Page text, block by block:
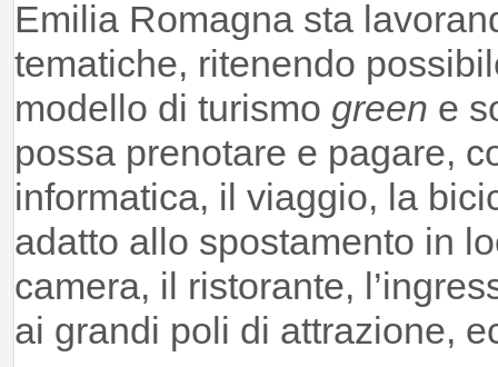
Emilia Romagna sta
tematiche, ritenendo
modello di turismo green e
possa prenotare e pagare,
informatica, il viaggio, la
adatto allo spostamento in
camera, il ristorante,
ai grandi poli di attrazione,